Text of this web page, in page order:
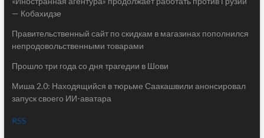
— Кобахидзе
Правительственный сайт по скидкам в магазинах пополнился
непродовольственными товарами
Прошло три года со дня трагедии в Шови
Миша 2.0: Находящийся в тюрьме Саакашвили анонсировал
запуск своего ИИ-аватара
RSS